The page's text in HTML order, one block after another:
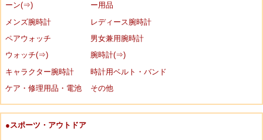
ーン(⇒)
ー用品
メンズ腕時計
レディース腕時計
ペアウォッチ
男女兼用腕時計
ウォッチ(⇒)
腕時計(⇒)
キャラクター腕時計
時計用ベルト・バンド
ケア・修理用品・電池
その他
●スポーツ・アウトドア